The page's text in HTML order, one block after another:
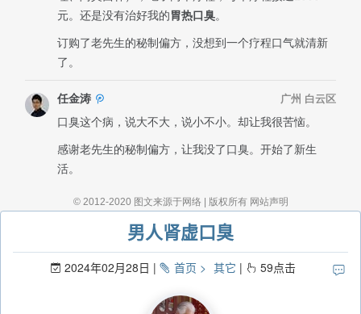
男人肾虚口臭
2024年02月28日 首页 其它 59点击